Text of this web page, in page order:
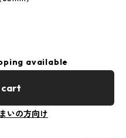
available
cart
いの方向け